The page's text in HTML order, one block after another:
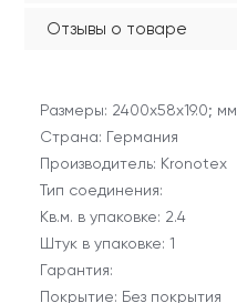
Отзывы о товаре
Размеры: 2400х58х19.0; мм
Страна: Германия
Производитель: Kronotex
Тип соединения:
Кв.м. в упаковке: 2.4
Штук в упаковке: 1
Гарантия:
Покрытие: Без покрытия